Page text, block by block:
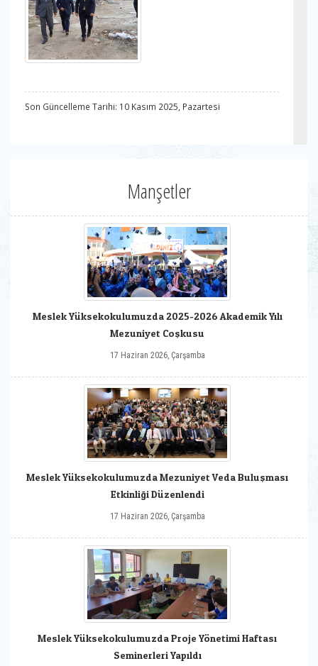
Son Güncelleme Tarihi: 10 Kasım 2025, Pazartesi
Manşetler
Meslek Yüksekokulumuzda 2025-2026 Akademik Yılı
Mezuniyet Coşkusu
17 Haziran 2026, Çarşamba
Meslek Yüksekokulumuzda Mezuniyet Veda Buluşması
Etkinliği Düzenlendi
17 Haziran 2026, Çarşamba
Meslek Yüksekokulumuzda Proje Yönetimi Haftası
Seminerleri Yapıldı